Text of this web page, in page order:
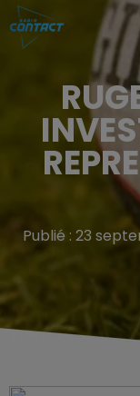
Publié : 23